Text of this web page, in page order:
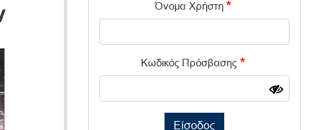
Όνομα Χρήστη
Κωδικός Πρόσβασης
Είσοδος